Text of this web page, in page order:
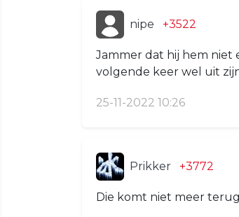
nipe +3522
Jammer dat hij hem niet
volgende keer wel uit
25-11-2022 10:26
Prikker +3772
Die komt niet meer terug